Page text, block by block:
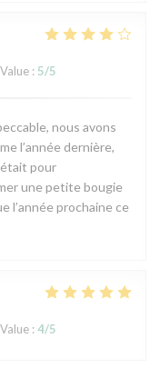
Value : 5/5
nous avons
l’année dernière,
pour
une petite bougie
l’année prochaine ce
Value : 4/5